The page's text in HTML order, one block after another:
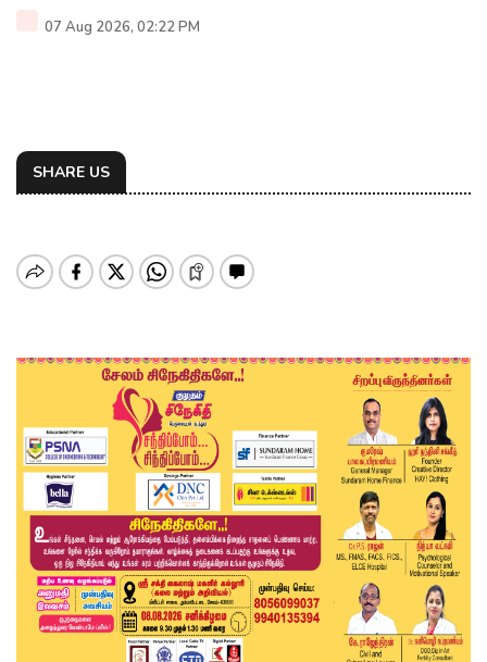
07 Aug 2026, 02:22 PM
SHARE US